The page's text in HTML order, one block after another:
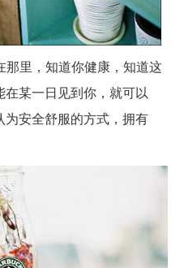
里，知道你健康，知道这
某一日见到你，就可以
安全舒服的方式，拥有